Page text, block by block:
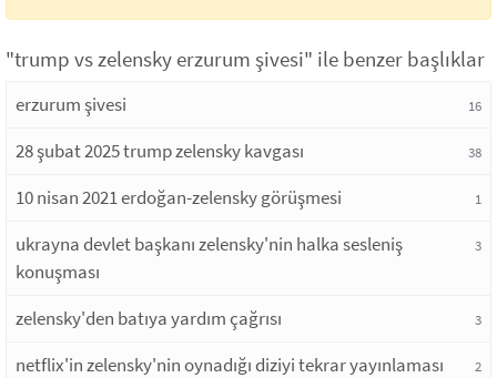
"trump vs zelensky erzurum şivesi" ile benzer başlıklar
erzurum şivesi 16
28 şubat 2025 trump zelensky kavgası 38
10 nisan 2021 erdoğan-zelensky görüşmesi 1
ukrayna devlet başkanı zelensky'nin halka sesleniş
konuşması
3
zelensky'den batıya yardım çağrısı 3
netflix'in zelensky'nin oynadığı diziyi tekrar yayınlaması 2